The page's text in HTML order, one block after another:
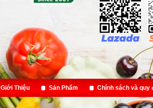
Giới Thiệu Sản Phẩm Chính sách và quy